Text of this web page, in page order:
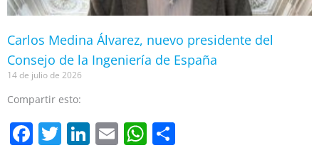
Carlos Medina Álvarez, nuevo presidente del
Consejo de la Ingeniería de España
14 de julio de 2026
Compartir esto:
Facebook
Twitter
LinkedIn
EmailWhatsApp